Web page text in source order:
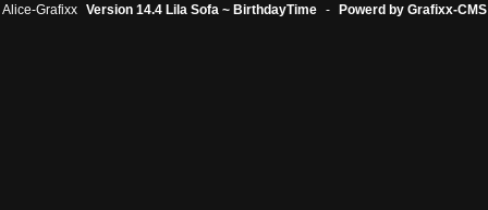
Alice-Grafixx Version 14.4 Lila Sofa ~ BirthdayTime - Powerd by Grafixx-CMS